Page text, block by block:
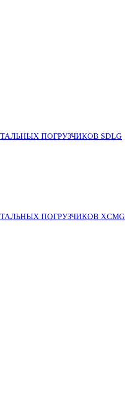
ПОГРУЗЧИКОВ SDLG
ПОГРУЗЧИКОВ XCMG